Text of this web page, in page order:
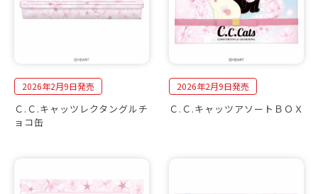
2026年2月9日発売
Ｃ.Ｃ.キャッツレクタングルチ
ョコ缶
2026年2月9日発売
Ｃ.Ｃ.キャッツアソートＢＯＸ